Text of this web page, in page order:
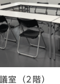
室（2階）